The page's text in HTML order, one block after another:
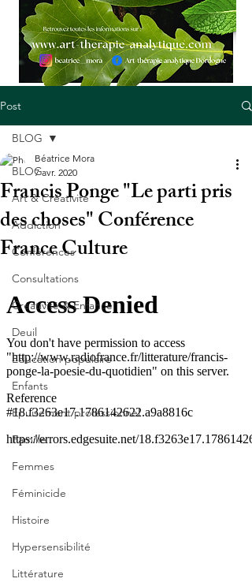
Post
BLOG
Art & Créativité
Addiction
Conférences
Consultations
Créativité & Enfance
Deuil
Education populaire
Enfants
Epuisement professionnel
Famille
Femmes
Féminicide
Histoire
Hypersensibilité
Littérature
BLOG
Francis Ponge "Le parti pris
des choses" Conférence
France Culture
Béatrice Mora
7 avr. 2020